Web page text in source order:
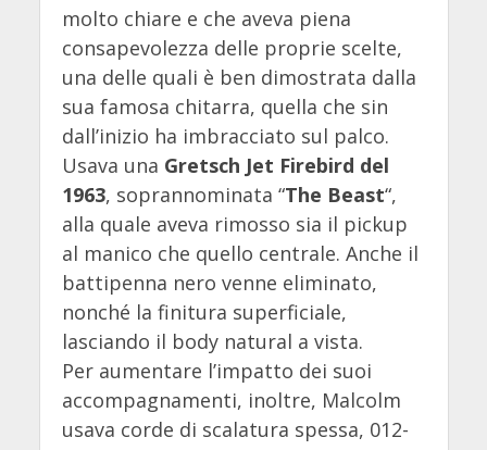
molto chiare e che aveva piena
consapevolezza delle proprie scelte,
una delle quali è ben dimostrata dalla
sua famosa chitarra, quella che sin
dall’inizio ha imbracciato sul palco.
Usava una Gretsch Jet Firebird del
1963, soprannominata “The Beast“,
alla quale aveva rimosso sia il pickup
al manico che quello centrale. Anche il
battipenna nero venne eliminato,
nonché la finitura superficiale,
lasciando il body natural a vista.
Per aumentare l’impatto dei suoi
accompagnamenti, inoltre, Malcolm
usava corde di scalatura spessa, 012-